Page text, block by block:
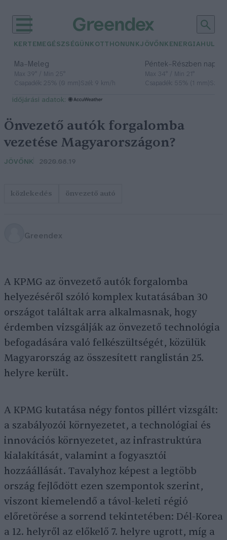
KERTEM EGÉSZSÉGÜNK OTTHONUNKJÖVŐNK ENERGIA
Ma– Meleg
Max 39° / Min 25°
Csapadék: 25% (0 mm)Szél: 9 km/h
Péntek– Részben
Max 34° / Min 21°
Csapadék: 55% (1 mm)Szél:
időjárási adatok:
Önvezető autók forgalomba
vezetése Magyarországon?
JÖVŐNK 2020.08.19
közlekedés önvezető autó
Greendex
A KPMG az önvezető autók forgalomba
helyezéséről szóló komplex kutatásában 30
országot találtak arra alkalmasnak, hogy
érdemben vizsgálják az önvezető technológia
befogadására való felkészültségét, közülük
Magyarország az összesített ranglistán 25.
helyre került.
A KPMG kutatása négy fontos pillért vizsgált:
a szabályozói környezetet, a technológiai és
innovációs környezetet, az infrastruktúra
kialakítását, valamint a fogyasztói
hozzáállását. Tavalyhoz képest a legtöbb
ország fejlődött ezen szempontok szerint,
viszont kiemelendő a távol-keleti régió
előretörése a sorrend tekintetében: Dél-Korea
a 12. helyről az előkelő 7. helyre ugrott, míg a